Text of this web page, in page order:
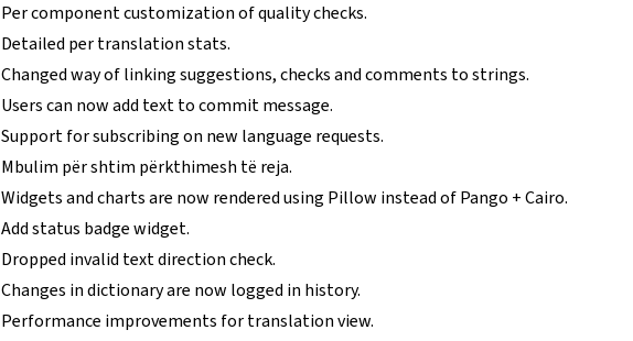
Per component customization of quality checks.
Detailed per translation stats.
Changed way of linking suggestions, checks and comments to strings.
Users can now add text to commit message.
Support for subscribing on new language requests.
Mbulim për shtim përkthimesh të reja.
Widgets and charts are now rendered using Pillow instead of Pango + Cairo.
Add status badge widget.
Dropped invalid text direction check.
Changes in dictionary are now logged in history.
Performance improvements for translation view.